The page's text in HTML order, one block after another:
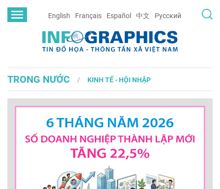
English Français Español 中文 Русский
TRONG NƯỚC KINH TẾ - HỘI NHẬP